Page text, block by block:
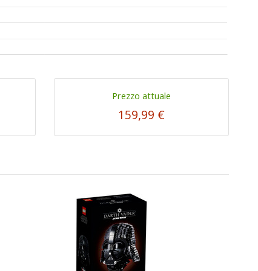
Prezzo attuale
159,99 €